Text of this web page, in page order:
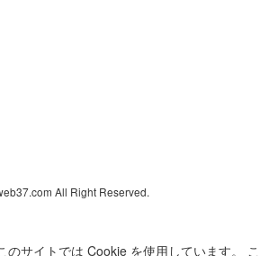
All Right Reserved.
のサイトでは Cookie を使用しています。 こ